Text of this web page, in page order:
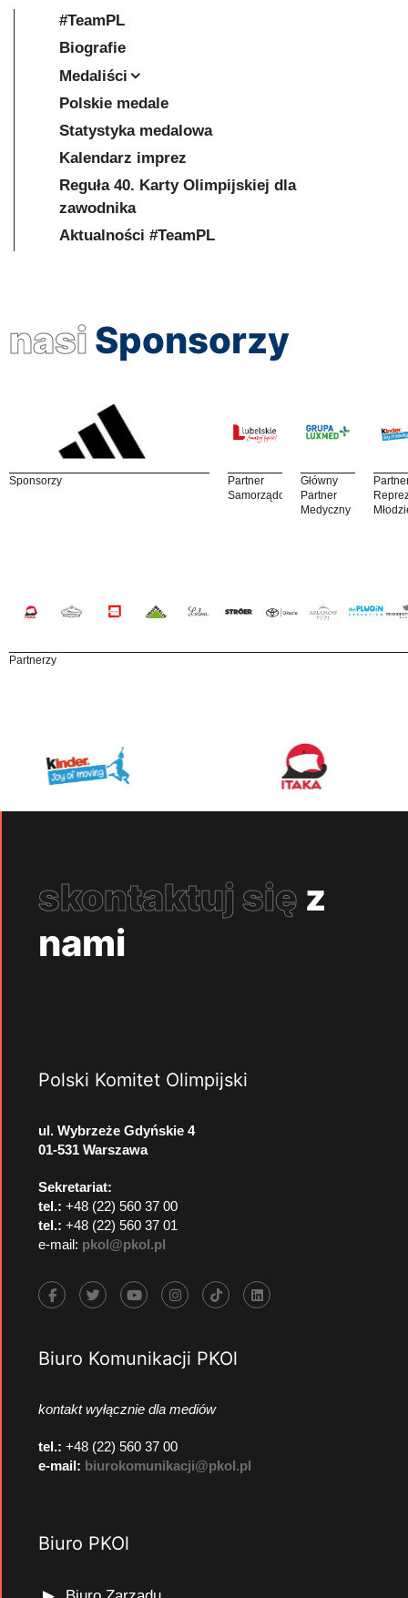
#TeamPL
Biografie
Medaliści
Polskie medale
Statystyka medalowa
Kalendarz imprez
Reguła 40. Karty Olimpijskiej dla
zawodnika
Aktualności #TeamPL
nasi Sponsorzy
Sponsorzy
Partner
Samorządowy
Główny
Partner
Medyczny
Partnerzy
skontaktuj się z
nami
Polski Komitet Olimpijski
ul. Wybrzeże Gdyńskie 4
01-531 Warszawa
Sekretariat:
tel.: +48 (22) 560 37 00
tel.: +48 (22) 560 37 01
e-mail: pkol@pkol.pl
Biuro Komunikacji PKOl
kontakt wyłącznie dla mediów
tel.: +48 (22) 560 37 00
e-mail: biurokomunikacji@pkol.pl
Biuro PKOl